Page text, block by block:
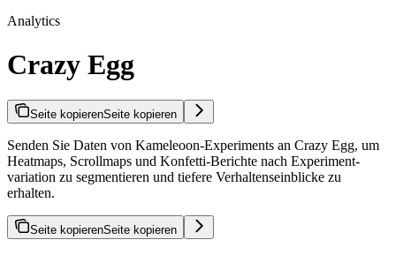
Analytics
Crazy Egg
Seite kopierenSeite kopieren
Senden Sie Daten von Kameleoon-Experiments an Crazy Egg, um
Heatmaps, Scrollmaps und Konfetti-Berichte nach Experiment-
variation zu segmentieren und tiefere Verhaltenseinblicke zu
erhalten.
Seite kopierenSeite kopieren